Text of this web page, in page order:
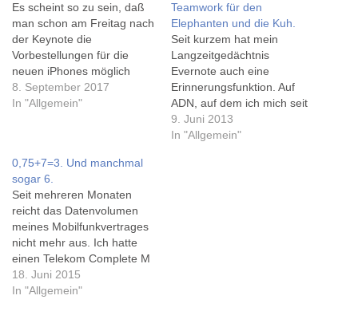
Es scheint so zu sein, daß
man schon am Freitag nach
der Keynote die
Vorbestellungen für die
neuen iPhones möglich
sind, schreibt Macerkopf.de
(via rivva.de). Dieses Jahr
ein neues Premium-
Handy erhalten, sondern
von einem Kollegen ;-) Mal
sehen, wie sich…
8. September 2017
In "Allgemein"
Teamwork für den
Elephanten und die Kuh.
Seit kurzem hat mein
Langzeitgedächtnis
Evernote auch eine
Erinnerungsfunktion. Auf
ADN, auf dem ich mich seit
ein paar Tagen auch
rumtreibe, habe ich einen
9. Juni 2013
In "Allgemein"
0,75+7=3. Und manchmal
sogar 6.
Seit mehreren Monaten
reicht das Datenvolumen
meines Mobilfunkvertrages
nicht mehr aus. Ich hatte
einen Telekom Complete M
(For Friends) der Telekom,
in dem nur 750MB
18. Juni 2015
In "Allgemein"